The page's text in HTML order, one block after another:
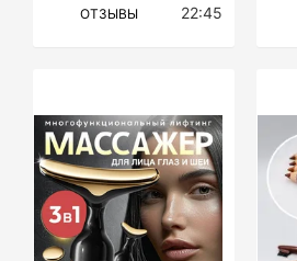
ОТЗЫВЫ 22:45